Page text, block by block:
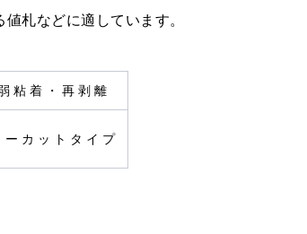
札などに適しています。
粘着・再剥離
ーカットタイプ